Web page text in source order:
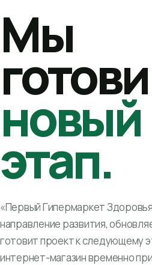
Мы
новый
этап.
«Первый Гипермаркет
направление развития,
готовит проект к следующему
интернет-магазин временно